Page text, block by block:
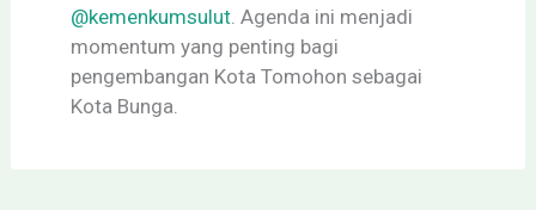
@kemenkumsulut . Agenda ini menjadi
momentum yang penting bagi
pengembangan Kota Tomohon sebagai
Kota Bunga.